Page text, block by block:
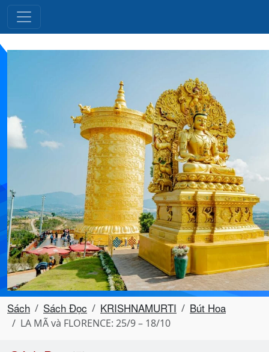
Sách Sách Đọc KRISHNAMURTI Bút Hoa
LA MÃ và FLORENCE: 25/9 – 18/10